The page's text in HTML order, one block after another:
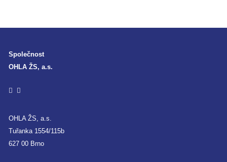
Společnost
OHLA ŽS, a.s.
OHLA ŽS, a.s.
Tuřanka 1554/115b
627 00 Brno